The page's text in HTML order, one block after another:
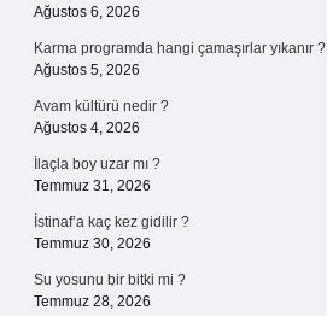
Ağustos 6, 2026
Karma programda hangi çamaşırlar yıkanır ?
Ağustos 5, 2026
Avam kültürü nedir ?
Ağustos 4, 2026
İlaçla boy uzar mı ?
Temmuz 31, 2026
İstinaf’a kaç kez gidilir ?
Temmuz 30, 2026
Su yosunu bir bitki mi ?
Temmuz 28, 2026